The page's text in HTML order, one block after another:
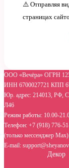
⚠️ Отправляя
страницах
ООО «Вечёра» ОГРН
ИНН 6700027721 КПП
Юр. адрес: 214013, РФ,
Л46
Режим работы: 10.00-
Телефон: +7 (918) 776-
(только мессенджер Max)
E-mail:
Декор